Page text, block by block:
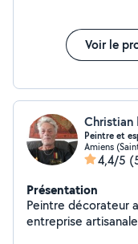
Voir le
Christian
Peintre et
Amiens
4,4/5
Présentation
Peintre décorateur
entreprise